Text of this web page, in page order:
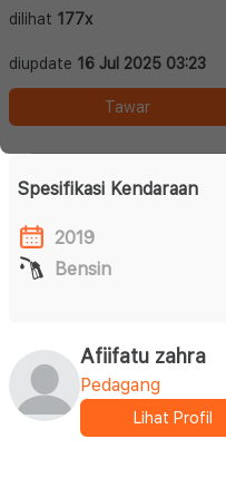
dilihat 177x
diupdate 16 Jul 2025 03:23
Tawar
Spesifikasi Kendaraan
2019
Bensin
Afiifatu zahra
Pedagang
Lihat Profil